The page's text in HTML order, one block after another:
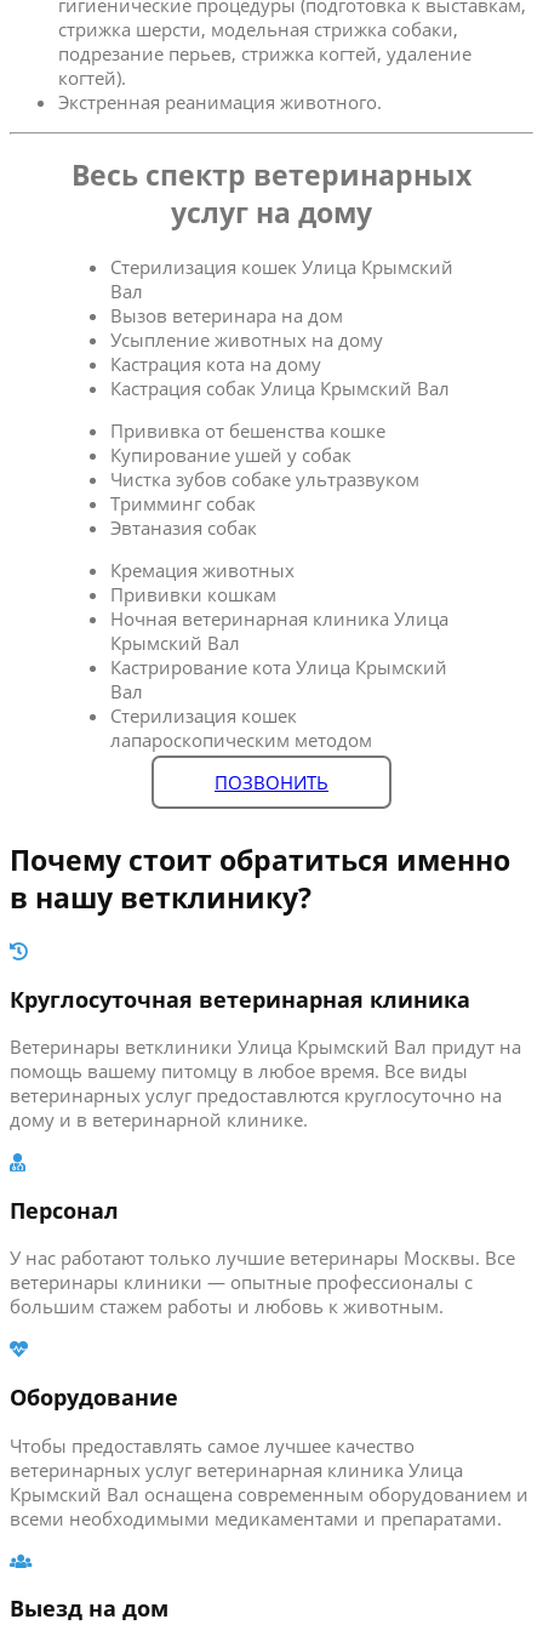
стрижка шерсти, модельная стрижка собаки,
подрезание перьев, стрижка когтей, удаление
когтей).
Экстренная реанимация животного.
Весь спектр ветеринарных
услуг на дому
Стерилизация кошек Улица Крымский
Вал
Вызов ветеринара на дом
Усыпление животных на дому
Кастрация кота на дому
Кастрация собак Улица Крымский Вал
Прививка от бешенства кошке
Купирование ушей у собак
Чистка зубов собаке ультразвуком
Тримминг собак
Эвтаназия собак
Кремация животных
Прививки кошкам
Ночная ветеринарная клиника Улица
Крымский Вал
Кастрирование кота Улица Крымский
Вал
Стерилизация кошек
лапароскопическим методом
ПОЗВОНИТЬ
Почему стоит обратиться именно
в нашу ветклинику?
Круглосуточная ветеринарная клиника
Ветеринары ветклиники Улица Крымский Вал придут на
помощь вашему питомцу в любое время. Все виды
ветеринарных услуг предоставлются круглосуточно на
дому и в ветеринарной клинике.
Персонал
У нас работают только лучшие ветеринары Москвы. Все
ветеринары клиники — опытные профессионалы с
большим стажем работы и любовь к животным.
Оборудование
Чтобы предоставлять самое лучшее качество
ветеринарных услуг ветеринарная клиника Улица
Крымский Вал оснащена современным оборудованием и
всеми необходимыми медикаментами и препаратами.
Выезд на дом